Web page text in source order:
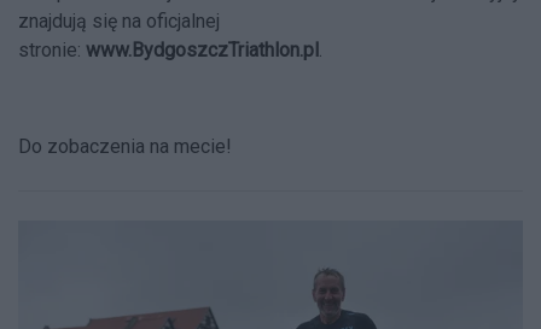
znajdują się na oficjalnej
stronie: www.BydgoszczTriathlon.pl
Do zobaczenia na mecie!